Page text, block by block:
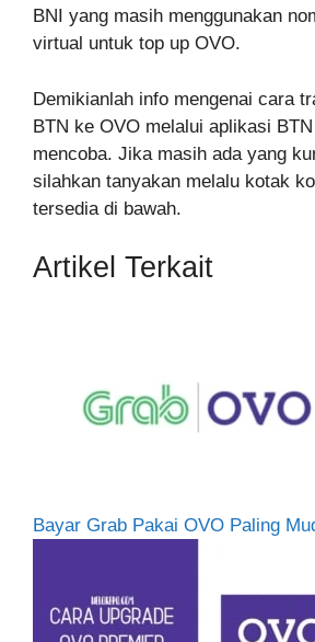
BNI yang masih menggunakan
virtual untuk top up OVO.
Demikianlah info mengenai cara
BTN ke OVO melalui aplikasi
mencoba. Jika masih ada yang
silahkan tanyakan melalu kotak
tersedia di bawah.
Artikel Terkait
Bayar Grab Pakai OVO Paling